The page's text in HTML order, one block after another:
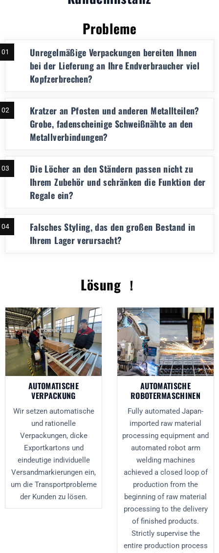
Probleme
Unregelmäßige Verpackungen bereiten Ihnen
bei der Lieferung an Ihre Endverbraucher viel
Kopfzerbrechen?
01
Kratzer an Pfosten und anderen Metallteilen?
Grobe, fadenscheinige Schweißnähte an den
Metallverbindungen?
02
Die Löcher an den Ständern passen nicht zu
Ihrem Zubehör und schränken die Funktion der
Regale ein?
03
Falsches Styling, das den großen Bestand in
Ihrem Lager verursacht?
04
Lösung ！
AUTOMATISCHE
VERPACKUNG
Wir setzen automatische
und rationelle
Verpackungen, dicke
Exportkartons und
eindeutige individuelle
Versandmarkierungen ein,
um die Transportprobleme
der Kunden zu lösen.
AUTOMATISCHE
ROBOTERMASCHINEN
Fully automated Japan-
imported raw material
processing equipment and
automated robot arm
welding machines
achieved a closed loop of
production from the
beginning of raw material
processing to the delivery
of finished products.
Strictly supervise the
entire production process